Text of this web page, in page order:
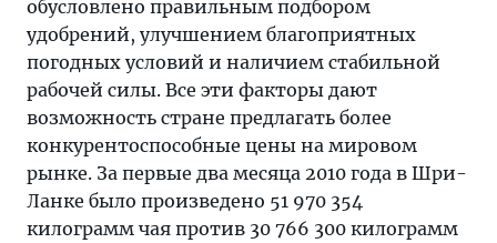
обусловлено правильным подбором
удобрений, улучшением благоприятных
погодных условий и наличием стабильной
рабочей силы. Все эти факторы дают
возможность стране предлагать более
конкурентоспособные цены на мировом
рынке. За первые два месяца 2010 года в Шри-
Ланке было произведено 51 970 354
килограмм чая против 30 766 300 килограмм